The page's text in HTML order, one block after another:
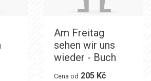
Am Freitag
sehen wir uns
wieder - Buch
Cena od 205 Kč